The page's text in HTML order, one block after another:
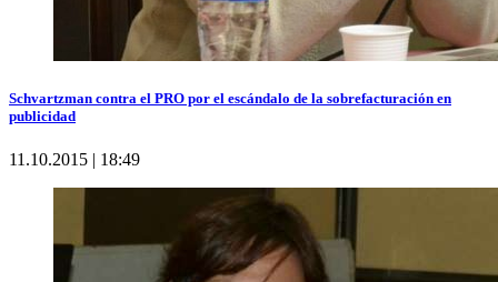
Schvartzman contra el PRO por el escándalo de la sobrefacturación en
publicidad
11.10.2015 | 18:49